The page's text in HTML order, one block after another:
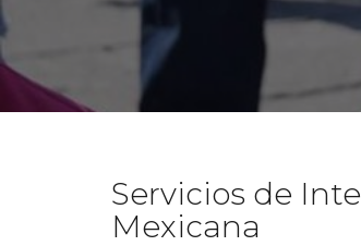
Servicios de
Mexicana